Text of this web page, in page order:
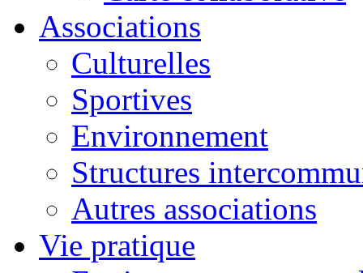
Associations
Culturelles
Sportives
Environnement
Structures
Autres associations
Vie pratique